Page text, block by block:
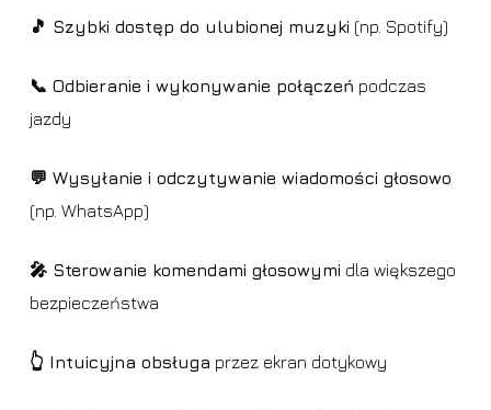
🎵 Szybki dostęp do ulubionej muzyki (np. Spotify)
📞 Odbieranie i wykonywanie połączeń podczas
jazdy
💬 Wysyłanie i odczytywanie wiadomości głosowo
(np. WhatsApp)
🎤 Sterowanie komendami głosowymi dla większego
bezpieczeństwa
👆 Intuicyjna obsługa przez ekran dotykowy